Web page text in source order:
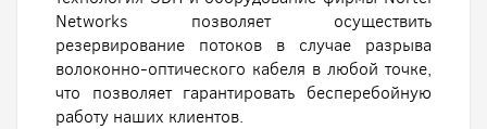
Networks позволяет осуществить
резервирование потоков в случае разрыва
волоконно-оптического кабеля в любой точке,
что позволяет гарантировать бесперебойную
работу наших клиентов.